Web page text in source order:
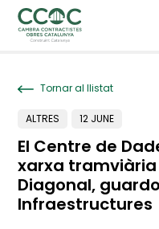
Tornar al llistat
ALTRES 12 JUNE
El Centre de
xarxa tramviària
Diagonal,
Infraestructures